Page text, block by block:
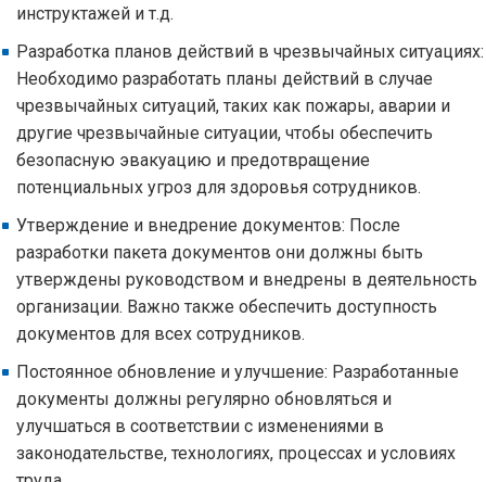
инструктажей и т.д.
Разработка планов действий в чрезвычайных ситуациях:
Необходимо разработать планы действий в случае
чрезвычайных ситуаций, таких как пожары, аварии и
другие чрезвычайные ситуации, чтобы обеспечить
безопасную эвакуацию и предотвращение
потенциальных угроз для здоровья сотрудников.
Утверждение и внедрение документов: После
разработки пакета документов они должны быть
утверждены руководством и внедрены в деятельность
организации. Важно также обеспечить доступность
документов для всех сотрудников.
Постоянное обновление и улучшение: Разработанные
документы должны регулярно обновляться и
улучшаться в соответствии с изменениями в
законодательстве, технологиях, процессах и условиях